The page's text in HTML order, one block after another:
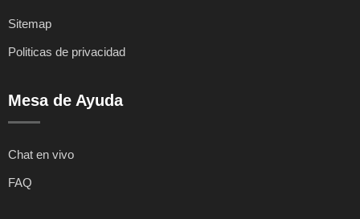
Sitemap
Politicas de privacidad
Mesa de Ayuda
Chat en vivo
FAQ